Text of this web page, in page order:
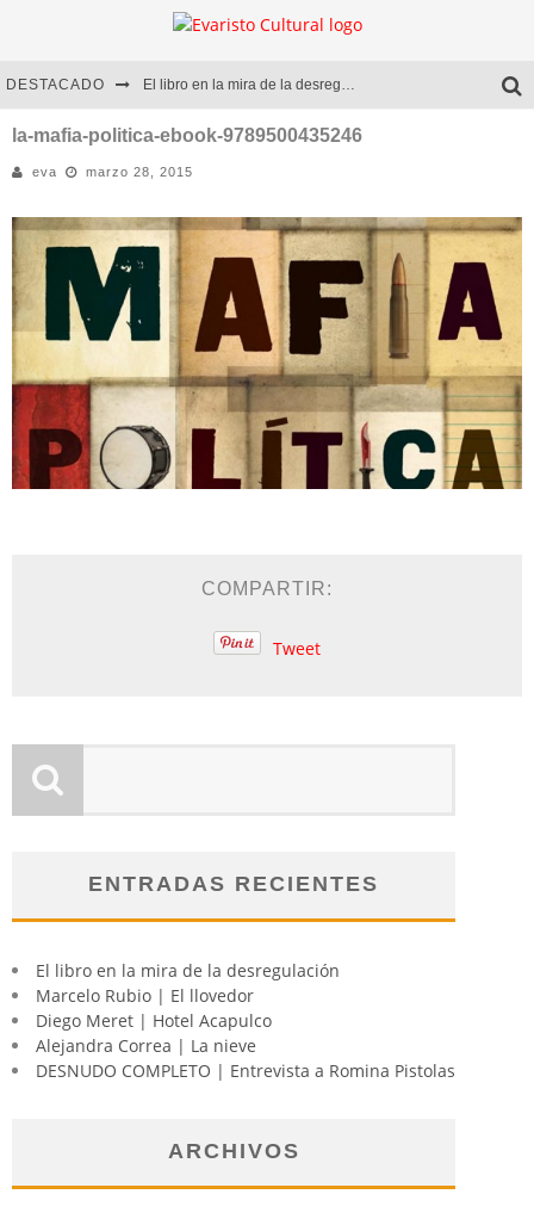
DESTACADO El libro en la mira de la desregulación
Marcelo Rubio | El llovedor
Diego Meret | Hotel Acapulco
Alejandra Correa | La nieve
la-mafia-politica-ebook-9789500435246
eva marzo 28, 2015
COMPARTIR:
Tweet
ENTRADAS RECIENTES
El libro en la mira de la desregulación
Marcelo Rubio | El llovedor
Diego Meret | Hotel Acapulco
Alejandra Correa | La nieve
DESNUDO COMPLETO | Entrevista a Romina Pistolas
ARCHIVOS